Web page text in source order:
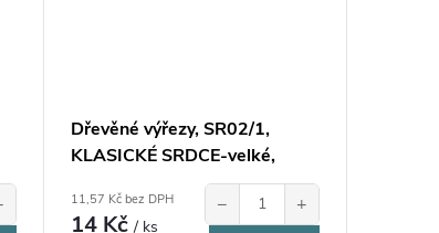
Dřevěné výřezy, SR02/1,
KLASICKÉ SRDCE-velké,
11,57 Kč bez DPH
14 Kč/ ks
− +